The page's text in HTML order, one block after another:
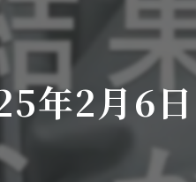
年2月6